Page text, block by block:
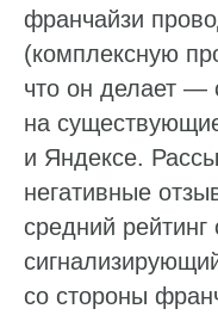
франчайзи
(комплексную
что он делает —
на
и Яндексе.
негативные
средний
со стороны